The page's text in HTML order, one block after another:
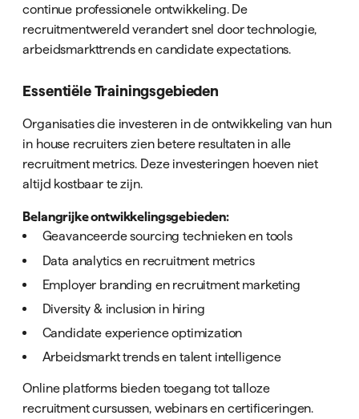
continue professionele ontwikkeling. De
recruitmentwereld verandert snel door technologie,
arbeidsmarkttrends en candidate expectations.
Essentiële Trainingsgebieden
Organisaties die investeren in de ontwikkeling van hun
in house recruiters zien betere resultaten in alle
recruitment metrics. Deze investeringen hoeven niet
altijd kostbaar te zijn.
Belangrijke ontwikkelingsgebieden:
Geavanceerde sourcing technieken en tools
Data analytics en recruitment metrics
Employer branding en recruitment marketing
Diversity & inclusion in hiring
Candidate experience optimization
Arbeidsmarkt trends en talent intelligence
Online platforms bieden toegang tot talloze
recruitment cursussen, webinars en certificeringen.